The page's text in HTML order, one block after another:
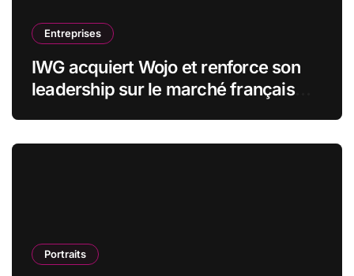
Entreprises
IWG acquiert Wojo et renforce son
leadership sur le marché français
Portraits